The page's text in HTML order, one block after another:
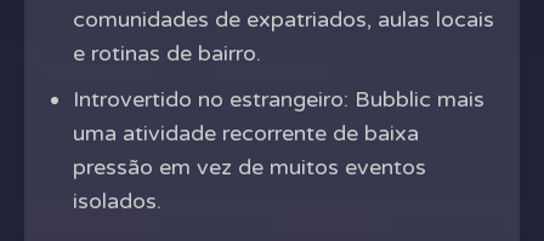
comunidades de expatriados, aulas locais
e rotinas de bairro.
Introvertido no estrangeiro: Bubblic mais
uma atividade recorrente de baixa
pressão em vez de muitos eventos
isolados.